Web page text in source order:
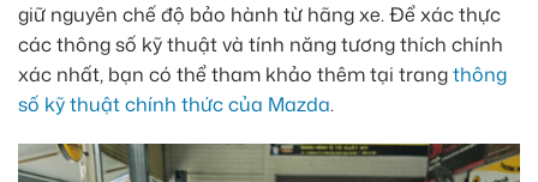
giữ nguyên chế độ bảo hành từ hãng xe. Để xác thực
các thông số kỹ thuật và tính năng tương thích chính
xác nhất, bạn có thể tham khảo thêm tại trangthông
số kỹ thuật chính thức của Mazda.